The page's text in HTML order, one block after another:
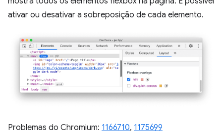
ativar ou desativar a sobreposição de cada elemento.
Problemas do Chromium: 1166710, 1175699